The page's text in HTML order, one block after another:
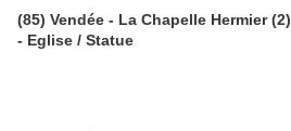
(85) Vendée - La Chapelle Hermier (2)
- Eglise / Statue